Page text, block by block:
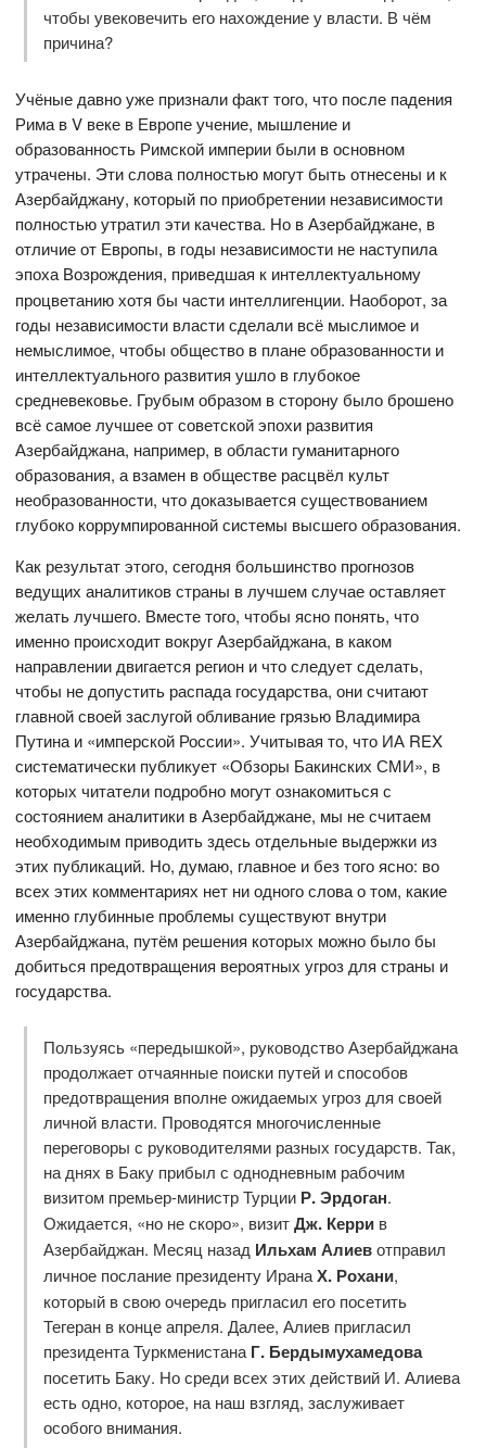
чтобы увековечить его нахождение у власти. В чём
причина?
Учёные давно уже признали факт того, что после падения
Рима в V веке в Европе учение, мышление и
образованность Римской империи были в основном
утрачены. Эти слова полностью могут быть отнесены и к
Азербайджану, который по приобретении независимости
полностью утратил эти качества. Но в Азербайджане, в
отличие от Европы, в годы независимости не наступила
эпоха Возрождения, приведшая к интеллектуальному
процветанию хотя бы части интеллигенции. Наоборот, за
годы независимости власти сделали всё мыслимое и
немыслимое, чтобы общество в плане образованности и
интеллектуального развития ушло в глубокое
средневековье. Грубым образом в сторону было брошено
всё самое лучшее от советской эпохи развития
Азербайджана, например, в области гуманитарного
образования, а взамен в обществе расцвёл культ
необразованности, что доказывается существованием
глубоко коррумпированной системы высшего образования.
Как результат этого, сегодня большинство прогнозов
ведущих аналитиков страны в лучшем случае оставляет
желать лучшего. Вместе того, чтобы ясно понять, что
именно происходит вокруг Азербайджана, в каком
направлении двигается регион и что следует сделать,
чтобы не допустить распада государства, они считают
главной своей заслугой обливание грязью Владимира
Путина и «имперской России». Учитывая то, что ИА REX
систематически публикует «Обзоры Бакинских СМИ», в
которых читатели подробно могут ознакомиться с
состоянием аналитики в Азербайджане, мы не считаем
необходимым приводить здесь отдельные выдержки из
этих публикаций. Но, думаю, главное и без того ясно: во
всех этих комментариях нет ни одного слова о том, какие
именно глубинные проблемы существуют внутри
Азербайджана, путём решения которых можно было бы
добиться предотвращения вероятных угроз для страны и
государства.
Пользуясь «передышкой», руководство Азербайджана
продолжает отчаянные поиски путей и способов
предотвращения вполне ожидаемых угроз для своей
личной власти. Проводятся многочисленные
переговоры с руководителями разных государств. Так,
на днях в Баку прибыл с однодневным рабочим
визитом премьер-министр Турции Р. Эрдоган.
Ожидается, «но не скоро», визитДж. Керрив
Азербайджан. Месяц назад Ильхам Алиевотправил
личное послание президенту ИранаХ. Рохани,
который в свою очередь пригласил его посетить
Тегеран в конце апреля. Далее, Алиев пригласил
президента ТуркменистанаГ. Бердымухамедова
посетить Баку. Но среди всех этих действий И. Алиева
есть одно, которое, на наш взгляд, заслуживает
особого внимания.